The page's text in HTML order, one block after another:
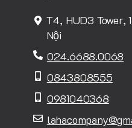
T4, HUD3 Tower,
Nội
024.6688.0068
0843808555
0981040368